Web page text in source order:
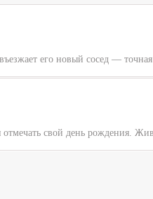
его новый сосед — точная
свой день рождения.